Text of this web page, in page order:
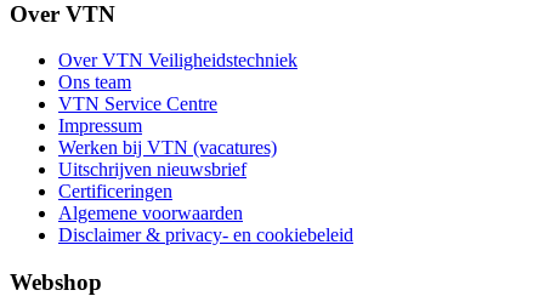
Over VTN
Over VTN Veiligheidstechniek
Ons team
VTN Service Centre
Impressum
Werken bij VTN (vacatures)
Uitschrijven nieuwsbrief
Certificeringen
Algemene voorwaarden
Disclaimer & privacy- en cookiebeleid
Webshop